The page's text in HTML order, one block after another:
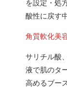
を設定・処
酸性に戻す
角質軟化美
サリチル酸
液で肌のタ
高めるブー